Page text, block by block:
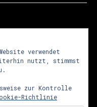
verwendet
nutzt, stimmst
zur Kontrolle
Richtlinie